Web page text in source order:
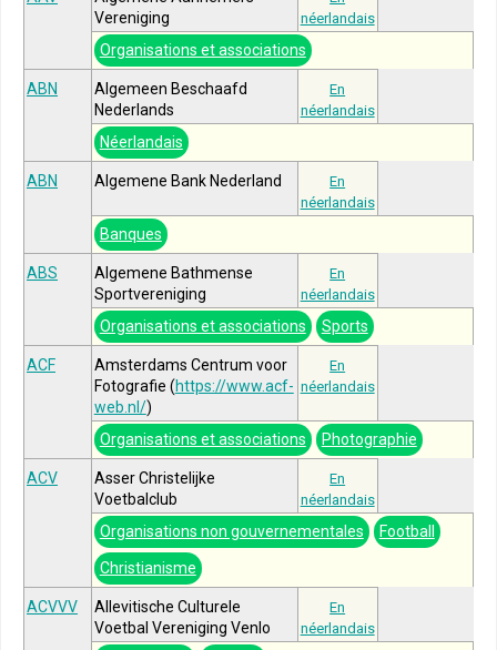
Vereniging
néerlandais
Organisations et associations
ABN
Algemeen Beschaafd
Nederlands
En
néerlandais
Néerlandais
ABN Algemene Bank Nederland
En
néerlandais
Banques
ABS
Algemene Bathmense
Sportvereniging
En
néerlandais
Organisations et associations Sports
ACF
Amsterdams Centrum voor
Fotografie (https://www.acf-
web.nl/)
En
néerlandais
Organisations et associations Photographie
ACV
Asser Christelijke
Voetbalclub
En
néerlandais
Organisations non gouvernementales Football
Christianisme
ACVVV
Allevitische Culturele
Voetbal Vereniging Venlo
En
néerlandais